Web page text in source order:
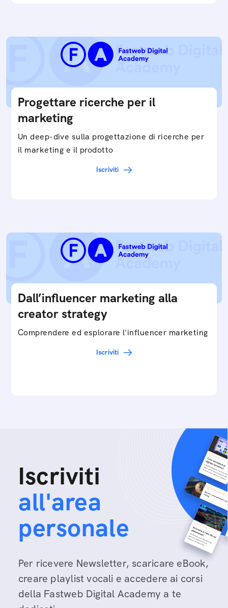
Progettare ricerche per il
marketing
Un deep-dive sulla progettazione di ricerche per
il marketing e il prodotto
Iscriviti
Dall’influencer marketing alla
creator strategy
Comprendere ed esplorare l'influencer marketing
Iscriviti
Iscriviti
all'area
personale
Per ricevere Newsletter, scaricare eBook,
creare playlist vocali e accedere ai corsi
della Fastweb Digital Academy a te